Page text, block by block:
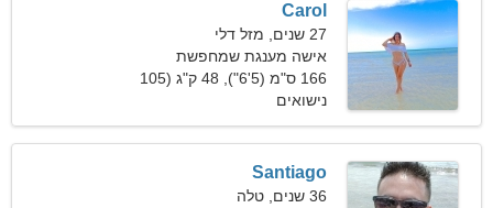
Carol
27 שנים, מזל דלי
אישה מענגת שמחפשת
זוגיות
166 ס"מ (5'6"), 48 ק"ג (105
פאונד)
נישואים
Santiago
36 שנים, טלה